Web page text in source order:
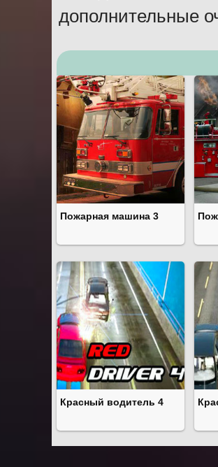
дополнительные
Пожарная машина 3
Красный водитель 4